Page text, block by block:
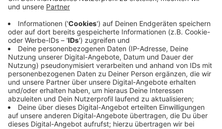
davon. Ein Auto sei allerdings beschädigt gewesen,
dazu auch nicht mehr zugelassen und entsiegelt.
Erste Ermittlungen der Polizei richten sich gegen
einen 19-Jährigen aus der Gemeinde Hellenthal.
Veröffentlicht:Freitag, 07.08.2020 17:43
Anzeige